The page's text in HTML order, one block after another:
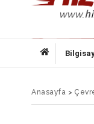
Anasayfa >